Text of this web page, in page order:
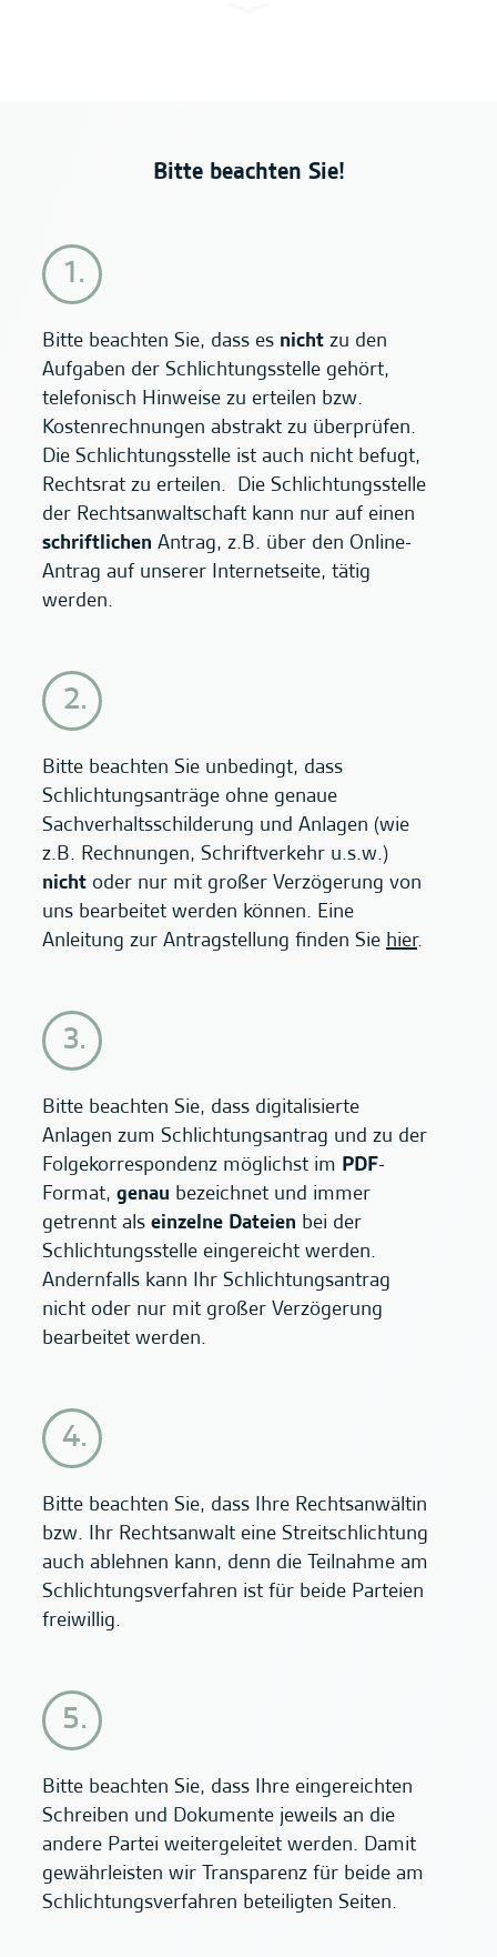
Bitte beachten Sie!
Bitte beachten Sie, dass es nicht zu den
Aufgaben der Schlichtungsstelle gehört,
telefonisch Hinweise zu erteilen bzw.
Kostenrechnungen abstrakt zu überprüfen.
Die Schlichtungsstelle ist auch nicht befugt,
Rechtsrat zu erteilen. Die Schlichtungsstelle
der Rechtsanwaltschaft kann nur auf einen
schriftlichen Antrag, z.B. über den Online-
Antrag auf unserer Internetseite, tätig
werden.
Bitte beachten Sie unbedingt, dass
Schlichtungsanträge ohne genaue
Sachverhaltsschilderung und Anlagen (wie
z.B. Rechnungen, Schriftverkehr u.s.w.)
nicht oder nur mit großer Verzögerung von
uns bearbeitet werden können. Eine
Anleitung zur Antragstellung finden Sie hier.
Bitte beachten Sie, dass digitalisierte
Anlagen zum Schlichtungsantrag und zu der
Folgekorrespondenz möglichst im PDF-
Format, genau bezeichnet und immer
getrennt als einzelne Dateien bei der
Schlichtungsstelle eingereicht werden.
Andernfalls kann Ihr Schlichtungsantrag
nicht oder nur mit großer Verzögerung
bearbeitet werden.
Bitte beachten Sie, dass Ihre Rechtsanwältin
bzw. Ihr Rechtsanwalt eine Streitschlichtung
auch ablehnen kann, denn die Teilnahme am
Schlichtungsverfahren ist für beide Parteien
freiwillig.
Bitte beachten Sie, dass Ihre eingereichten
Schreiben und Dokumente jeweils an die
andere Partei weitergeleitet werden. Damit
gewährleisten wir Transparenz für beide am
Schlichtungsverfahren beteiligten Seiten.